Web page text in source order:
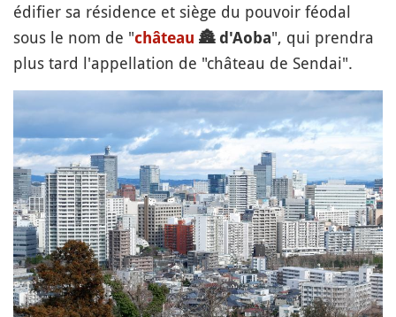
édifier sa résidence et siège du pouvoir féodal
sous le nom de "château 🏯d'Aoba", qui prendra
plus tard l'appellation de "château de Sendai".